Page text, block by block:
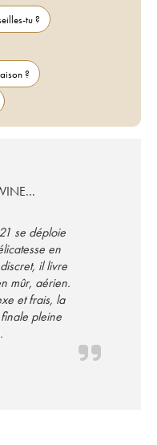
tu ?
?
se déploie
en
il livre
mûr, aérien.
et frais, la
pleine